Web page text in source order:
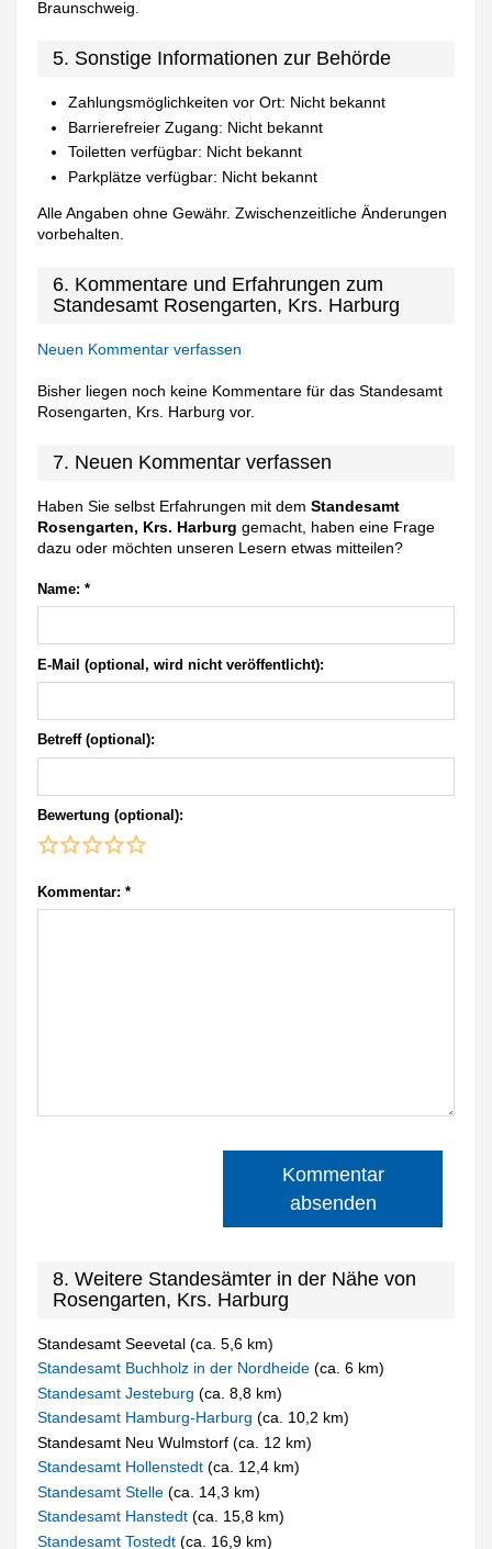
Braunschweig.
5. Sonstige Informationen zur Behörde
Zahlungsmöglichkeiten vor Ort: Nicht bekannt
Barrierefreier Zugang: Nicht bekannt
Toiletten verfügbar: Nicht bekannt
Parkplätze verfügbar: Nicht bekannt
Alle Angaben ohne Gewähr. Zwischenzeitliche Änderungen
vorbehalten.
6. Kommentare und Erfahrungen zum
Standesamt Rosengarten, Krs. Harburg
Neuen Kommentar verfassen
Bisher liegen noch keine Kommentare für das Standesamt
Rosengarten, Krs. Harburg vor.
7. Neuen Kommentar verfassen
Haben Sie selbst Erfahrungen mit demStandesamt
Rosengarten, Krs. Harburg gemacht, haben eine Frage
dazu oder möchten unseren Lesern etwas mitteilen?
Name: *
E-Mail (optional, wird nicht veröffentlicht):
Betreff (optional):
Bewertung (optional):
Kommentar: *
Kommentar
absenden
8. Weitere Standesämter in der Nähe von
Rosengarten, Krs. Harburg
Standesamt Seevetal (ca. 5,6 km)
Standesamt Buchholz in der Nordheide(ca. 6 km)
Standesamt Jesteburg(ca. 8,8 km)
Standesamt Hamburg-Harburg(ca. 10,2 km)
Standesamt Neu Wulmstorf (ca. 12 km)
Standesamt Hollenstedt(ca. 12,4 km)
Standesamt Stelle(ca. 14,3 km)
Standesamt Hanstedt(ca. 15,8 km)
Standesamt Tostedt(ca. 16,9 km)